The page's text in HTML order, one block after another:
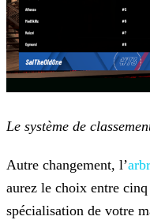
Le système de
Autre changement, l’
aurez le choix entre
spécialisation de votre